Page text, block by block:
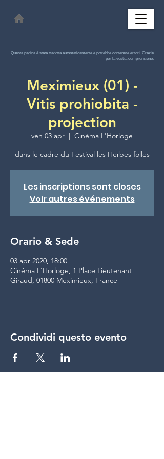
Questa pagina è stata tradotta automaticamente e potrebbe contenere errori. Grazie
per la vostra comprensione.
Meximieux (01) -
Vitis prohiobita -
projection
ven 03 apr
  |
Cinéma L'Horloge
dans le cadre du Festival les Herbes folles
Les inscriptions sont closes
Voir autres événements
Orario & Sede
03 apr 2020, 18:00
Cinéma L'Horloge, 1 Place Lieutenant
Giraud, 01800 Meximieux, France
Condividi questo evento